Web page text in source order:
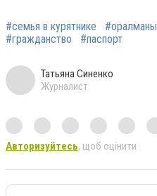
#семья в курятнике #оралманы
#гражданство
#паспорт
Татьяна Синенко
Журналист
Авторизуйтесь, щоб оцінити